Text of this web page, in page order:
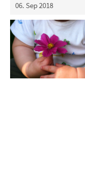
06. Sep 2018